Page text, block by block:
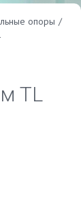
опоры /
TL